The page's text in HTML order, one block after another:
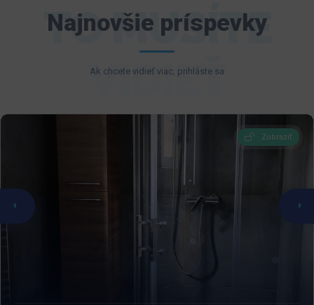
Najnovšie príspevky
TO MUSÍTE
VIDIEŤ
Ak chcete vidieť viac, prihláste sa
Zobraziť